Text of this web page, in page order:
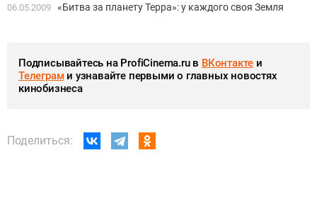
06.05.2009 «Битва за планету Терра»: у каждого своя Земля
Подписывайтесь на ProfiCinema.ru в ВКонтакте и
Телеграми узнавайте первыми о главных новостях
кинобизнеса
Поделиться: